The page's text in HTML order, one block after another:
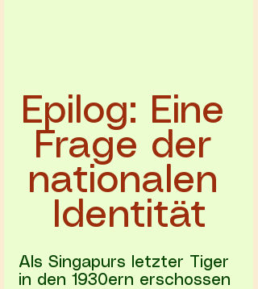
Epilog: Eine
Frage der
nationalen
Identität
Als Singapurs letzter Tiger
in den 1930ern erschossen